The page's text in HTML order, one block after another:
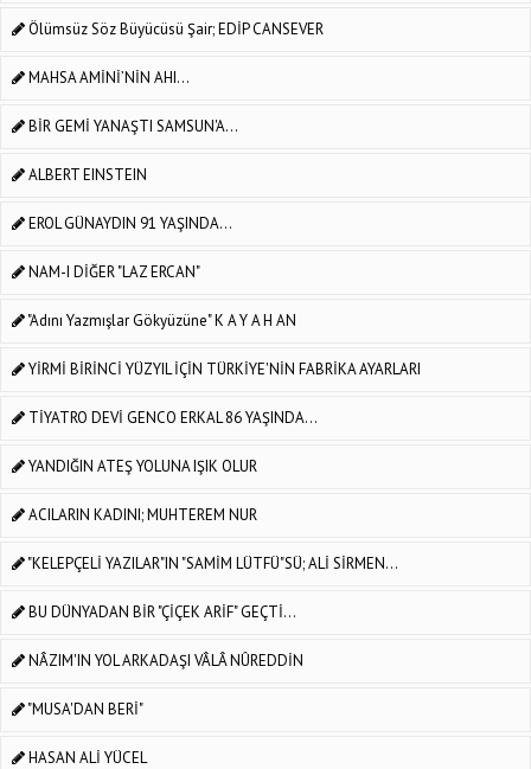
Ölümsüz Söz Büyücüsü Şair; EDİP CANSEVER
MAHSA AMİNİ’NİN AHI...
BİR GEMİ YANAŞTI SAMSUN'A...
ALBERT EINSTEIN
EROL GÜNAYDIN 91 YAŞINDA...
NAM-I DİĞER "LAZ ERCAN"
"Adını Yazmışlar Gökyüzüne" K A Y A H AN
YİRMİ BİRİNCİ YÜZYIL İÇİN TÜRKİYE'NİN FABRİKA AYARLARI
TİYATRO DEVİ GENCO ERKAL 86 YAŞINDA...
YANDIĞIN ATEŞ YOLUNA IŞIK OLUR
ACILARIN KADINI; MUHTEREM NUR
"KELEPÇELİ YAZILAR"IN "SAMİM LÜTFÜ"SÜ; ALİ SİRMEN...
BU DÜNYADAN BİR "ÇİÇEK ARİF" GEÇTİ...
NÂZIM'IN YOL ARKADAŞI VÂLÂ NÛREDDİN
"MUSA'DAN BERİ"
HASAN ALİ YÜCEL